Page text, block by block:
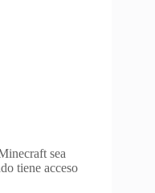
sea
tiene acceso